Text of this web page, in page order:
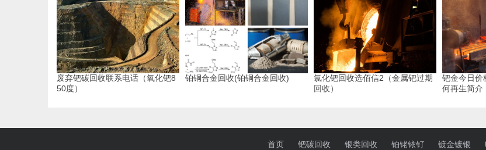
废弃钯碳回收联系电话（氧化钯8
50度）
铂铜合金回收(铂铜合金回收)
氯化钯回收选佰信2（金属钯过期
回收）
钯金今日价
何再生简介
首页 钯碳回收 银类回收 铂铑铱钌 镀金镀银